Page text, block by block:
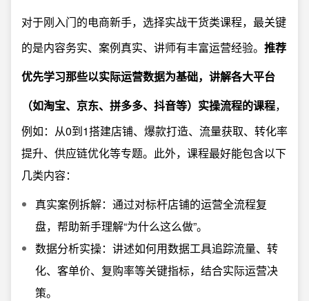
对于刚入门的电商新手，选择实战干货类课程，最关键
的是内容务实、案例真实、讲师有丰富运营经验。 推荐
优先学习那些以实际运营数据为基础，讲解各大平台
（如淘宝、京东、拼多多、抖音等）实操流程的课程，
例如：从0到1搭建店铺、爆款打造、流量获取、转化率
提升、供应链优化等专题。此外，课程最好能包含以下
几类内容：
真实案例拆解：通过对标杆店铺的运营全流程复
盘，帮助新手理解“为什么这么做”。
数据分析实操：讲述如何用数据工具追踪流量、转
化、客单价、复购率等关键指标，结合实际运营决
策。